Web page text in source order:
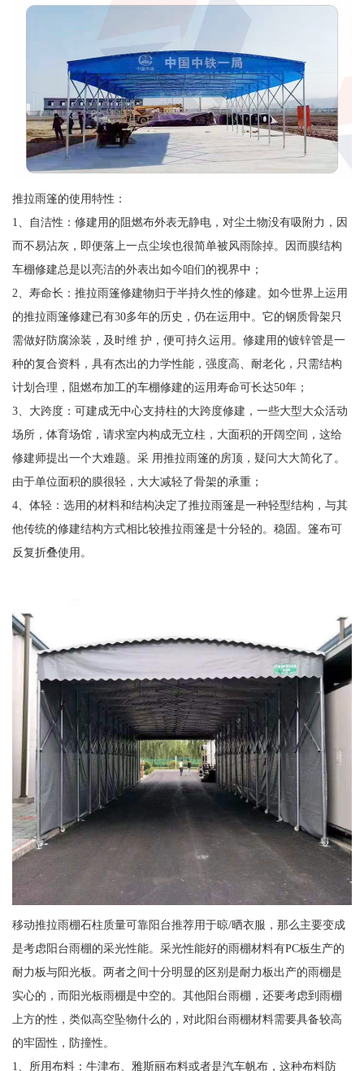
推拉雨篷的使用特性：
1、自洁性：修建用的阻燃布外表无静电，对尘土物没有吸附力，因
而不易沾灰，即便落上一点尘埃也很简单被风雨除掉。因而膜结构
车棚修建总是以亮洁的外表出如今咱们的视界中；
2、寿命长：推拉雨篷修建物归于半持久性的修建。如今世界上运用
的推拉雨篷修建已有30多年的历史，仍在运用中。它的钢质骨架只
需做好防腐涂装，及时维 护，便可持久运用。修建用的镀锌管是一
种的复合资料，具有杰出的力学性能，强度高、耐老化，只需结构
计划合理，阻燃布加工的车棚修建的运用寿命可长达50年；
3、大跨度：可建成无中心支持柱的大跨度修建，一些大型大众活动
场所，体育场馆，请求室内构成无立柱，大面积的开阔空间，这给
修建师提出一个大难题。采 用推拉雨篷的房顶，疑问大大简化了。
由于单位面积的膜很轻，大大减轻了骨架的承重；
4、体轻：选用的材料和结构决定了推拉雨篷是一种轻型结构，与其
他传统的修建结构方式相比较推拉雨篷是十分轻的。稳固。篷布可
反复折叠使用。
移动推拉雨棚石柱质量可靠阳台推荐用于晾/晒衣服，那么主要变成
是考虑阳台雨棚的采光性能。采光性能好的雨棚材料有PC板生产的
耐力板与阳光板。两者之间十分明显的区别是耐力板出产的雨棚是
实心的，而阳光板雨棚是中空的。其他阳台雨棚，还要考虑到雨棚
上方的性，类似高空坠物什么的，对此阳台雨棚材料需要具备较高
的牢固性，防撞性。
1、所用布料：牛津布、雅斯丽布料或者是汽车帆布，这种布料防